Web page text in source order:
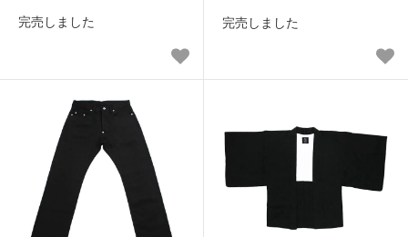
完売しました 完売しました